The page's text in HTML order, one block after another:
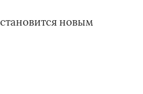
новым